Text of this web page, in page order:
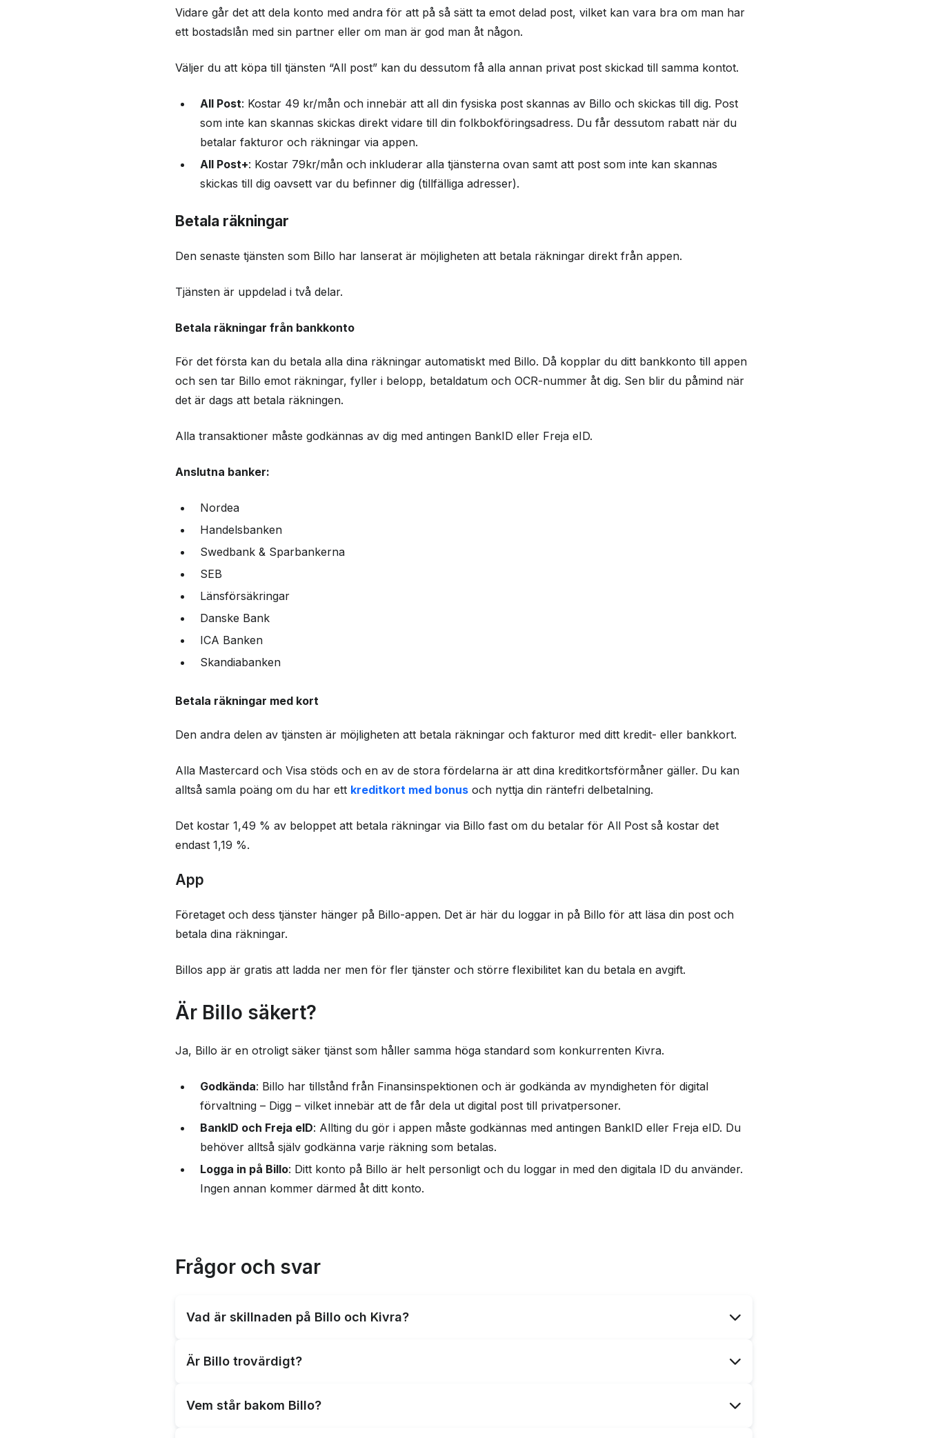
Vidare går det att dela konto med andra för att på så sätt ta emot delad post, vilket kan vara bra om man har
ett bostadslån med sin partner eller om man är god man åt någon.
Väljer du att köpa till tjänsten “All post” kan du dessutom få alla annan privat post skickad till samma kontot.
All Post: Kostar 49 kr/mån och innebär att all din fysiska post skannas av Billo och skickas till dig. Post
som inte kan skannas skickas direkt vidare till din folkbokföringsadress. Du får dessutom rabatt när du
betalar fakturor och räkningar via appen.
All Post+: Kostar 79kr/mån och inkluderar alla tjänsterna ovan samt att post som inte kan skannas
skickas till dig oavsett var du befinner dig (tillfälliga adresser).
Betala räkningar
Den senaste tjänsten som Billo har lanserat är möjligheten att betala räkningar direkt från appen.
Tjänsten är uppdelad i två delar.
Betala räkningar från bankkonto
För det första kan du betala alla dina räkningar automatiskt med Billo. Då kopplar du ditt bankkonto till appen
och sen tar Billo emot räkningar, fyller i belopp, betaldatum och OCR-nummer åt dig. Sen blir du påmind när
det är dags att betala räkningen.
Alla transaktioner måste godkännas av dig med antingen BankID eller Freja eID.
Anslutna banker:
Nordea
Handelsbanken
Swedbank & Sparbankerna
SEB
Länsförsäkringar
Danske Bank
ICA Banken
Skandiabanken
Betala räkningar med kort
Den andra delen av tjänsten är möjligheten att betala räkningar och fakturor med ditt kredit- eller bankkort.
Alla Mastercard och Visa stöds och en av de stora fördelarna är att dina kreditkortsförmåner gäller. Du kan
alltså samla poäng om du har ett kreditkort med bonusoch nyttja din räntefri delbetalning.
Det kostar 1,49 % av beloppet att betala räkningar via Billo fast om du betalar för All Post så kostar det
endast 1,19 %.
App
Företaget och dess tjänster hänger på Billo-appen. Det är här du loggar in på Billo för att läsa din post och
betala dina räkningar.
Billos app är gratis att ladda ner men för fler tjänster och större flexibilitet kan du betala en avgift.
Är Billo säkert?
Ja, Billo är en otroligt säker tjänst som håller samma höga standard som konkurrenten Kivra.
Godkända: Billo har tillstånd från Finansinspektionen och är godkända av myndigheten för digital
förvaltning – Digg – vilket innebär att de får dela ut digital post till privatpersoner.
BankID och Freja eID: Allting du gör i appen måste godkännas med antingen BankID eller Freja eID. Du
behöver alltså själv godkänna varje räkning som betalas.
Logga in på Billo: Ditt konto på Billo är helt personligt och du loggar in med den digitala ID du använder.
Ingen annan kommer därmed åt ditt konto.
Frågor och svar
Vad är skillnaden på Billo och Kivra?
båda tjänsterna i grunden digitala brevlådor med likvärdiga tjänster.
Är Billo trovärdigt?
betala alla dina räkningar.
Vem står bakom Billo?